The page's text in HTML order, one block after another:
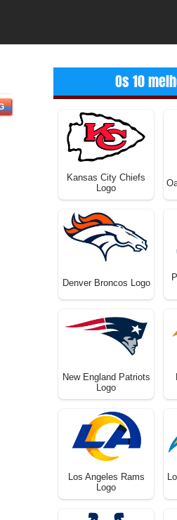
Os 10
Kansas City Chiefs
Logo
Denver Broncos Logo
New England Patriots
Logo
Los Angeles Rams
Logo